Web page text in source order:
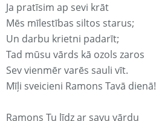
Ja pratīsim ap sevi krāt
Mēs mīlestības siltos starus;
Un darbu krietni padarīt;
Tad mūsu vārds kā ozols zaros
Sev vienmēr varēs sauli vīt.
Mīļi sveicieni Ramons Tavā dienā!
Ramons Tu līdz ar savu vārdu